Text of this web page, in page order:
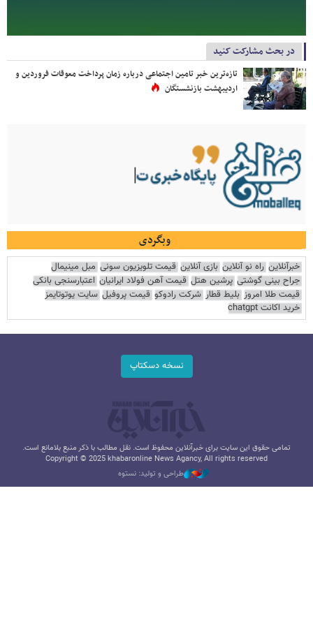
در بحث مشارکت کنید
تازه‌ترین خبر تامین اجتماعی درباره زمان پرداخت معوقات فروردین و
اردیبهشت بازنشستگان
وبگردی
خبرآنلاین راه نو آنلاین بازی آنلاین قیمت تلویزیون سونی مبل مینیمال
جراح بینی گوشتی پرشین هتل قیمت آهن فولاد ایرانیان اعتبارسنجی بانکی
قیمت طلا امروز بلیط قطار شرکت رادوکو قیمت پروفیل سایت یوتوتایمز
خرید اکانت chatgpt
نسخه دسکتاپ
تمامی حقوق این سایت برای خبرآنلاین محفوظ است. نقل مطالب با ذکر منبع بلامانع است.
Copyright © 2025 khabaronline News Agancy, All rights reserved
طراحی و تولید: نستوه